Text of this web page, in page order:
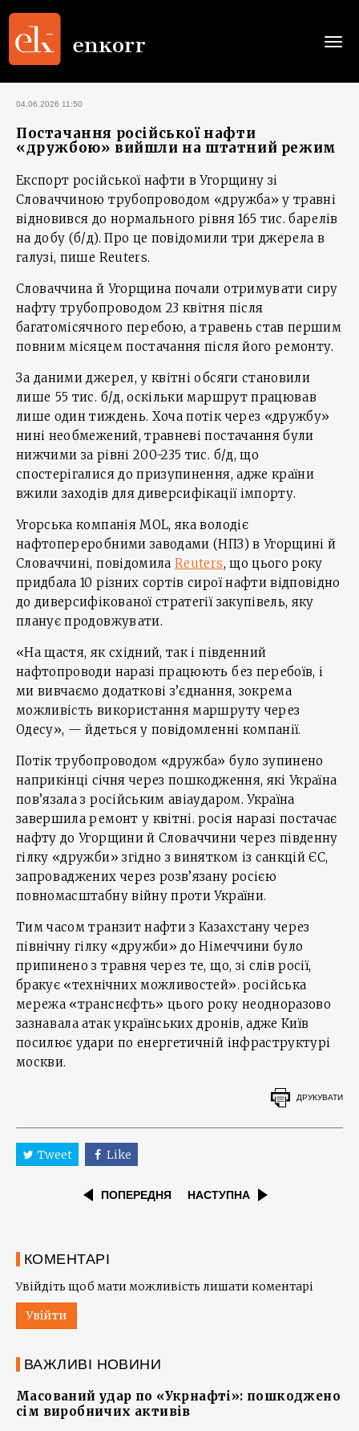
04.06.2026 11:50
Постачання російської нафти
«дружбою» вийшли на штатний режим
Експорт російської нафти в Угорщину зі
Словаччиною трубопроводом «дружба» у травні
відновився до нормального рівня 165 тис. барелів
на добу (б/д). Про це повідомили три джерела в
галузі, пише Reuters.
Словаччина й Угорщина почали отримувати сиру
нафту трубопроводом 23 квітня після
багатомісячного перебою, а травень став першим
повним місяцем постачання після його ремонту.
За даними джерел, у квітні обсяги становили
лише 55 тис. б/д, оскільки маршрут працював
лише один тиждень. Хоча потік через «дружбу»
нині необмежений, травневі постачання були
нижчими за рівні 200-235 тис. б/д, що
спостерігалися до призупинення, адже країни
вжили заходів для диверсифікації імпорту.
Угорська компанія MOL, яка володіє
нафтопереробними заводами (НПЗ) в Угорщині й
Словаччині, повідомилаReuters, що цього року
придбала 10 різних сортів сирої нафти відповідно
до диверсифікованої стратегії закупівель, яку
планує продовжувати.
«На щастя, як східний, так і південний
нафтопроводи наразі працюють без перебоїв, і
ми вивчаємо додаткові з’єднання, зокрема
можливість використання маршруту через
Одесу», — йдеться у повідомленні компанії.
Потік трубопроводом «дружба» було зупинено
наприкінці січня через пошкодження, які Україна
пов’язала з російським авіаударом. Україна
завершила ремонт у квітні. росія наразі постачає
нафту до Угорщини й Словаччини через південну
гілку «дружби» згідно з винятком із санкцій ЄС,
запроваджених через розв’язану росією
повномасштабну війну проти України.
Тим часом транзит нафти з Казахстану через
північну гілку «дружби» до Німеччини було
припинено з травня через те, що, зі слів росії,
бракує «технічних можливостей». російська
мережа «транснєфть» цього року неодноразово
зазнавала атак українських дронів, адже Київ
посилює удари по енергетичній інфраструктурі
москви.
ДРУКУВАТИ
Tweet Like
ПОПЕРЕДНЯ НАСТУПНА
КОМЕНТАРІ
Увійдіть щоб мати можливість лишати коментарі
Увійти
ВАЖЛИВІ НОВИНИ
Масований удар по «Укрнафті»: пошкоджено
сім виробничих активів